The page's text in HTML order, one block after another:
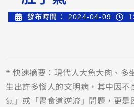
發布時間： 2024-04-09
❝ 快速摘要：現代人大魚大肉、多
生出許多惱人的文明病，其中因
氣」或「胃食道逆流」問題，更是